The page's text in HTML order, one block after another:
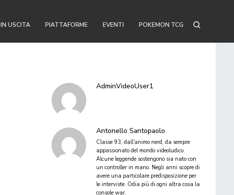
USCITA PIATTAFORME EVENTI POKEMON TCG
AdminVideoUser1
Antonello Santopaolo
Classe 93, dall'animo nerd, da sempre
appassionato del mondo videoludico.
Alcune leggende sostengono sia nato con
un controller in mano. Negli anni scopre di
avere una particolare predisposizione per
le interviste. Odia più di ogni altra cosa la
console war.